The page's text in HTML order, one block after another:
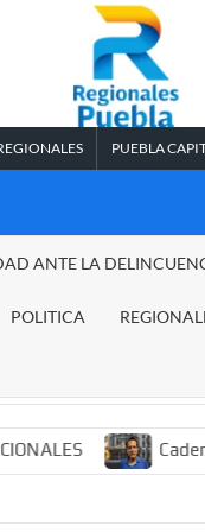
PUEBLA
ANTE LA
POLITICA
Cadena